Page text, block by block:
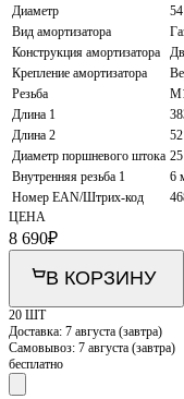
Диаметр
Вид амортизатора
Конструкция амортизатора
Крепление амортизатора
Резьба
Длина 1
Длина 2
Диаметр поршневого штока
Внутренняя резьба 1
6
Номер EAN/Штрих-код
ЦЕНА
8 690₽
В КОРЗИНУ
20 ШТ
Доставка: 7 августа (завтра)
Самовывоз: 7 августа (завтра)
бесплатно